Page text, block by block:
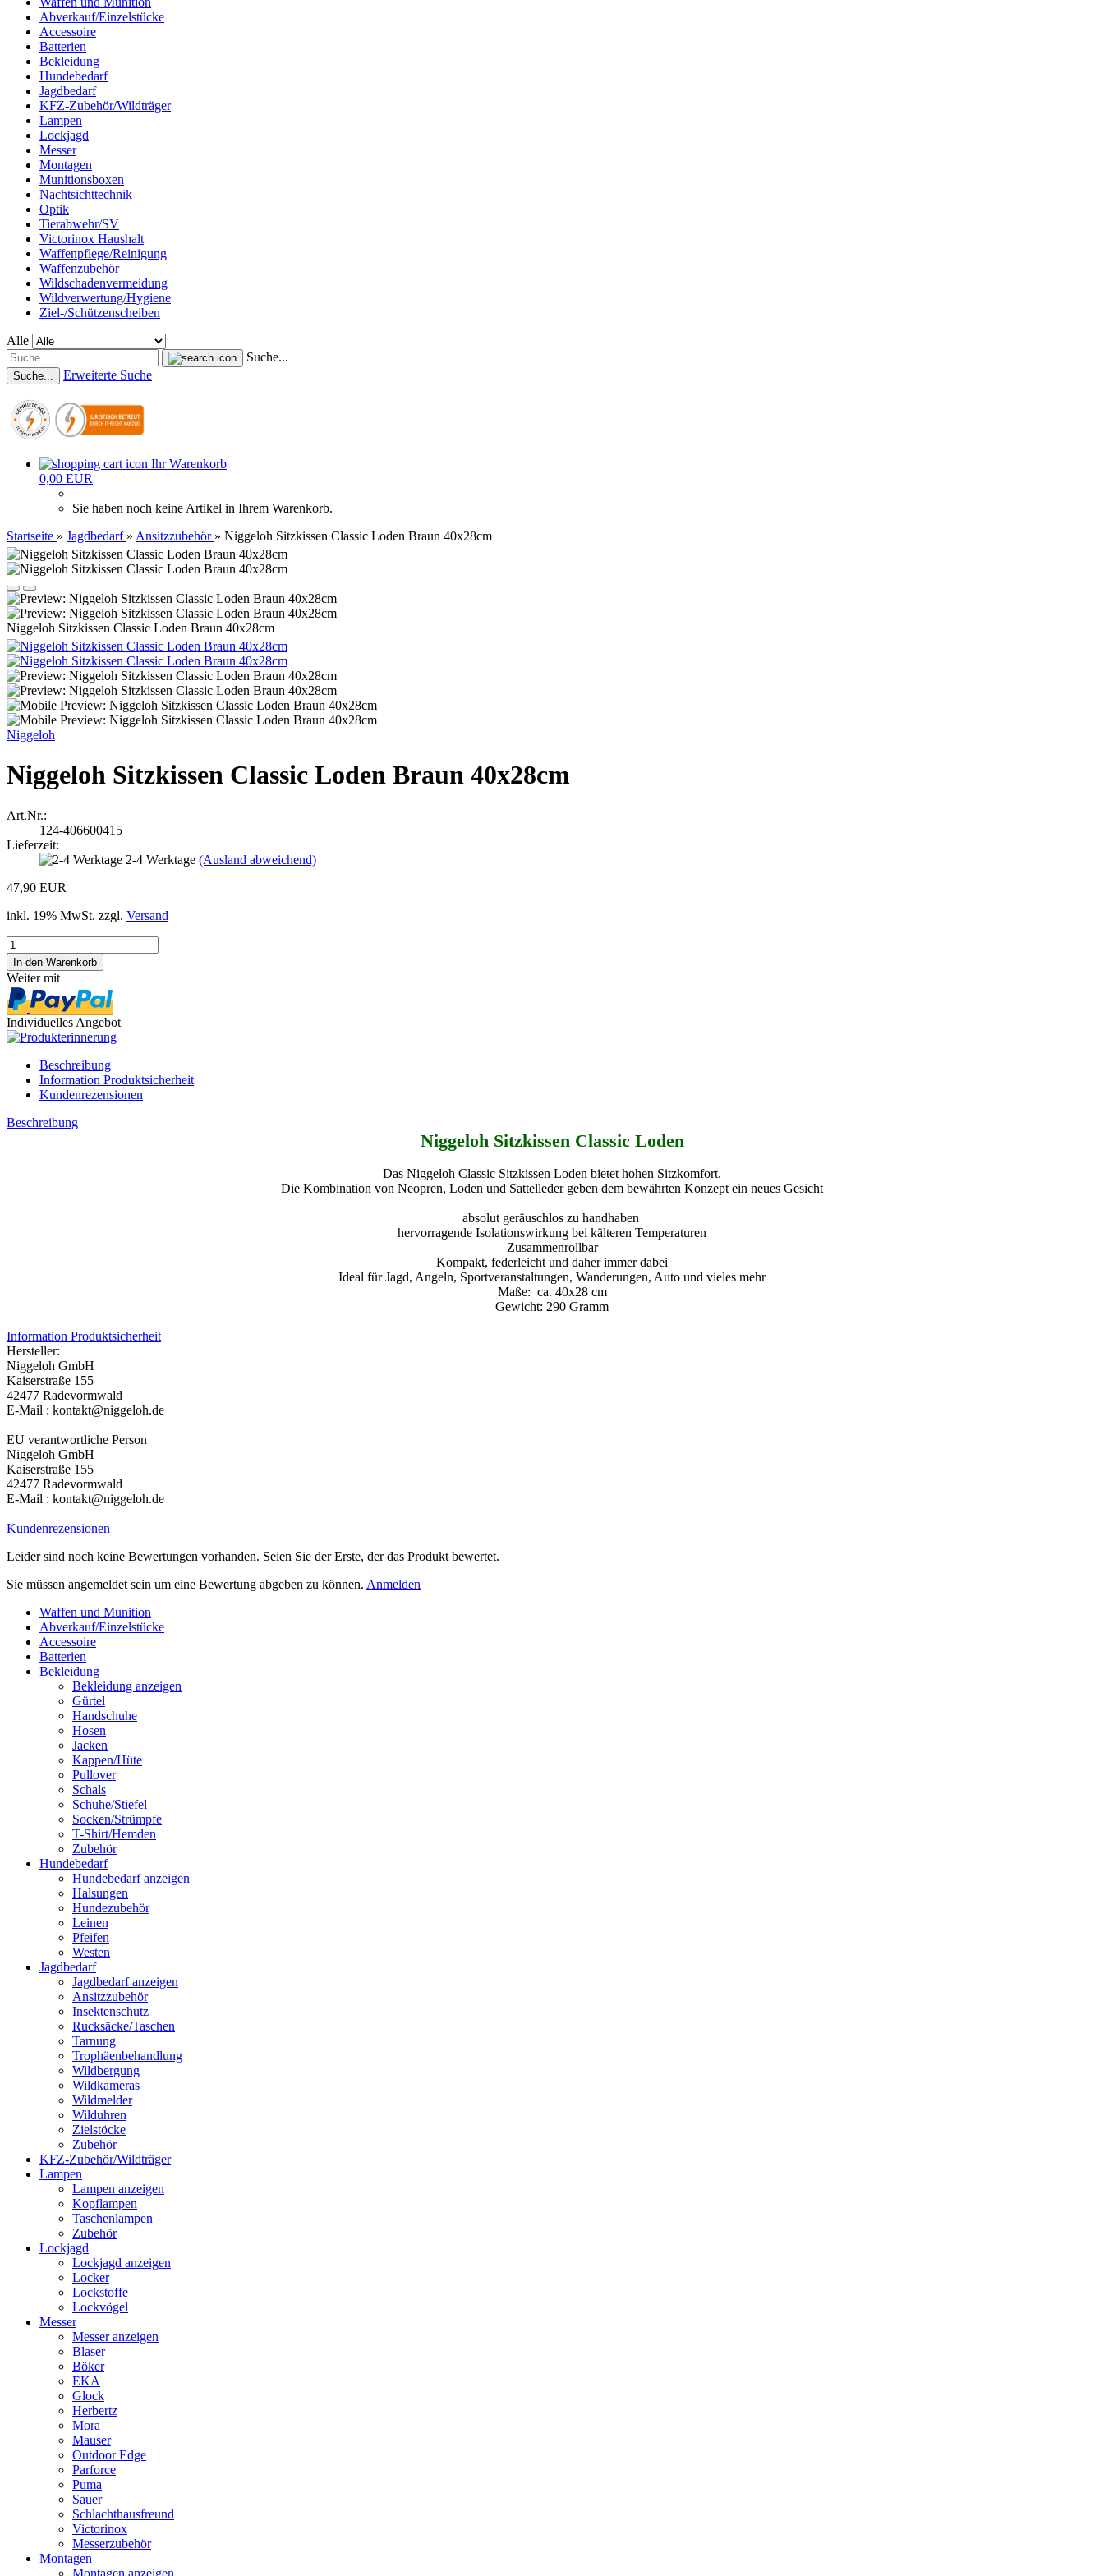
Abverkauf/Einzelstücke
Accessoire
Batterien
Bekleidung
Hundebedarf
Jagdbedarf
KFZ-Zubehör/Wildträger
Lampen
Lockjagd
Messer
Montagen
Munitionsboxen
Nachtsichttechnik
Optik
Tierabwehr/SV
Victorinox Haushalt
Waffenpflege/Reinigung
Waffenzubehör
Wildschadenvermeidung
Wildverwertung/Hygiene
Ziel-/Schützenscheiben
Alle
Suche...
Suche... Erweiterte Suche
Ihr Warenkorb
0,00 EUR
Sie haben noch keine Artikel in Ihrem Warenkorb.
Startseite » Jagdbedarf » Ansitzzubehör » Niggeloh Sitzkissen Classic Loden Braun 40x28cm
Niggeloh Sitzkissen Classic Loden Braun 40x28cm
Niggeloh
Niggeloh Sitzkissen Classic Loden Braun 40x28cm
Art.Nr.:
124-406600415
Lieferzeit:
2-4 Werktage (Ausland abweichend)
47,90 EUR
inkl. 19% MwSt. zzgl. Versand
Weiter mit
Individuelles Angebot
Beschreibung
Information Produktsicherheit
Kundenrezensionen
Beschreibung
Niggeloh Sitzkissen Classic Loden
Das Niggeloh Classic Sitzkissen Loden bietet hohen Sitzkomfort.
Die Kombination von Neopren, Loden und Sattelleder geben dem bewährten Konzept ein neues Gesicht
absolut geräuschlos zu handhaben
hervorragende Isolationswirkung bei kälteren Temperaturen
Zusammenrollbar
Kompakt, federleicht und daher immer dabei
Ideal für Jagd, Angeln, Sportveranstaltungen, Wanderungen, Auto und vieles mehr
Maße: ca. 40x28 cm
Gewicht: 290 Gramm
Information Produktsicherheit
Hersteller:
Niggeloh GmbH
Kaiserstraße 155
42477 Radevormwald
E-Mail : kontakt@niggeloh.de
EU verantwortliche Person
Niggeloh GmbH
Kaiserstraße 155
42477 Radevormwald
E-Mail : kontakt@niggeloh.de
Kundenrezensionen
Leider sind noch keine Bewertungen vorhanden. Seien Sie der Erste, der das Produkt bewertet.
Sie müssen angemeldet sein um eine Bewertung abgeben zu können. Anmelden
Waffen und Munition
Abverkauf/Einzelstücke
Accessoire
Batterien
Bekleidung
Bekleidung anzeigen
Gürtel
Handschuhe
Hosen
Jacken
Kappen/Hüte
Pullover
Schals
Schuhe/Stiefel
Socken/Strümpfe
T-Shirt/Hemden
Zubehör
Hundebedarf
Hundebedarf anzeigen
Halsungen
Hundezubehör
Leinen
Pfeifen
Westen
Jagdbedarf
Jagdbedarf anzeigen
Ansitzzubehör
Insektenschutz
Rucksäcke/Taschen
Tarnung
Trophäenbehandlung
Wildbergung
Wildkameras
Wildmelder
Wilduhren
Zielstöcke
Zubehör
KFZ-Zubehör/Wildträger
Lampen
Lampen anzeigen
Kopflampen
Taschenlampen
Zubehör
Lockjagd
Lockjagd anzeigen
Locker
Lockstoffe
Lockvögel
Messer
Messer anzeigen
Blaser
Böker
EKA
Glock
Herbertz
Mora
Mauser
Outdoor Edge
Parforce
Puma
Sauer
Schlachthausfreund
Victorinox
Messerzubehör
Montagen
Montagen anzeigen